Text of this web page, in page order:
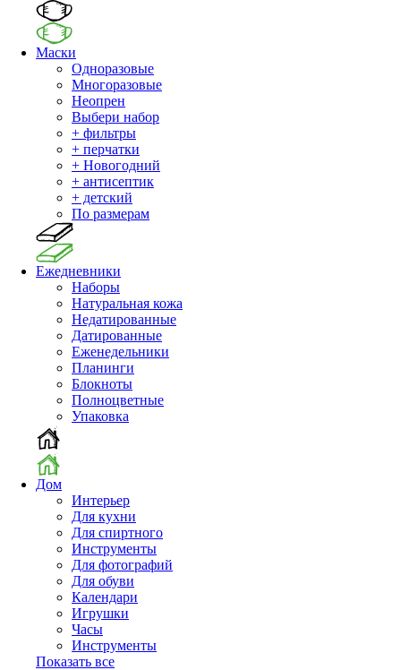
Маски
Одноразовые
Многоразовые
Неопрен
Выбери набор
+ фильтры
+ перчатки
+ Новогодний
+ антисептик
+ детский
По размерам
Ежедневники
Наборы
Натуральная кожа
Недатированные
Датированные
Еженедельники
Планинги
Блокноты
Полноцветные
Упаковка
Дом
Интерьер
Для кухни
Для спиртного
Инструменты
Для фотографий
Для обуви
Календари
Игрушки
Часы
Инструменты
Показать все